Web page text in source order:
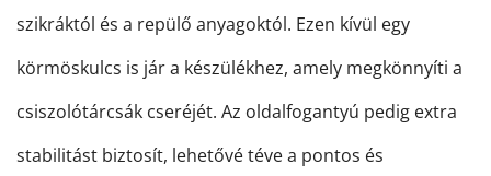
szikráktól és a repülő anyagoktól. Ezen kívül egy
körmöskulcs is jár a készülékhez, amely megkönnyíti a
csiszolótárcsák cseréjét. Az oldalfogantyú pedig extra
stabilitást biztosít, lehetővé téve a pontos és